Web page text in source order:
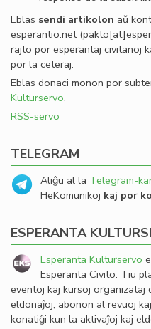
Eblas sendi artikolon aŭ
esperantio.net
rajto por esperantaj civitanoj
por la ceteraj.
Eblas donaci monon por
Kulturservo.
RSS-servo
TELEGRAM
Aliĝu al la Telegram-
HeKomunikoj kaj por
ESPERANTA
Esperanta Kulturservo
Esperanta Civito. Tiu
eventoj kaj kursoj organizataj
eldonaĵoj, abonon al revuoj
konatiĝi kun la aktivaĵoj kaj